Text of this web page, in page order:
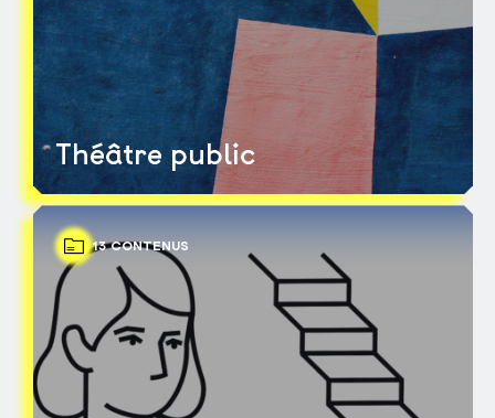
Théâtre public
13 CONTENUS